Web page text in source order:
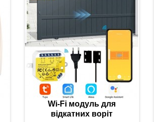
Wi-Fi модуль для
відкатних воріт